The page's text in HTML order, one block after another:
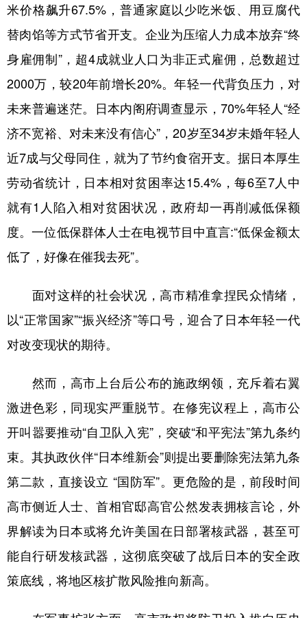
山东 河南 湖北 湖南
广东 广西 海南 重庆
四川 贵州 云南 西藏
陕西 甘肃 青海 宁夏
English Español Français عربى
Русский язык 日本語 한국어
Deutsch Português
米价格飙升67.5%，普通家庭以少吃米饭、用豆腐代
替肉馅等方式节省开支。企业为压缩人力成本放弃“终
身雇佣制”，超4成就业人口为非正式雇佣，总数超过
2000万，较20年前增长20%。年轻一代背负压力，对
未来普遍迷茫。日本内阁府调查显示，70%年轻人“经
济不宽裕、对未来没有信心”，20岁至34岁未婚年轻人
近7成与父母同住，就为了节约食宿开支。据日本厚生
劳动省统计，日本相对贫困率达15.4%，每6至7人中
就有1人陷入相对贫困状况，政府却一再削减低保额
度。一位低保群体人士在电视节目中直言:“低保金额太
低了，好像在催我去死”。
面对这样的社会状况，高市精准拿捏民众情绪，
以“正常国家”“振兴经济”等口号，迎合了日本年轻一代
对改变现状的期待。
然而，高市上台后公布的施政纲领，充斥着右翼
激进色彩，同现实严重脱节。在修宪议程上，高市公
开叫嚣要推动“自卫队入宪”，突破“和平宪法”第九条约
束。其执政伙伴“日本维新会”则提出要删除宪法第九条
第二款，直接设立 “国防军”。更危险的是，前段时间
高市侧近人士、首相官邸高官公然发表拥核言论，外
界解读为日本或将允许美国在日部署核武器，甚至可
能自行研发核武器，这彻底突破了战后日本的安全政
策底线，将地区核扩散风险推向新高。